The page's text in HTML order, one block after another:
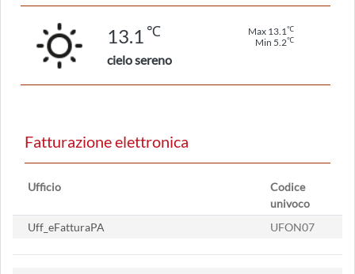
13.1 ℃ Max 13.1℃
Min 5.2℃
cielo sereno
Fatturazione elettronica
Ufficio
Codice
univoco
Uff_eFatturaPA
UFON07